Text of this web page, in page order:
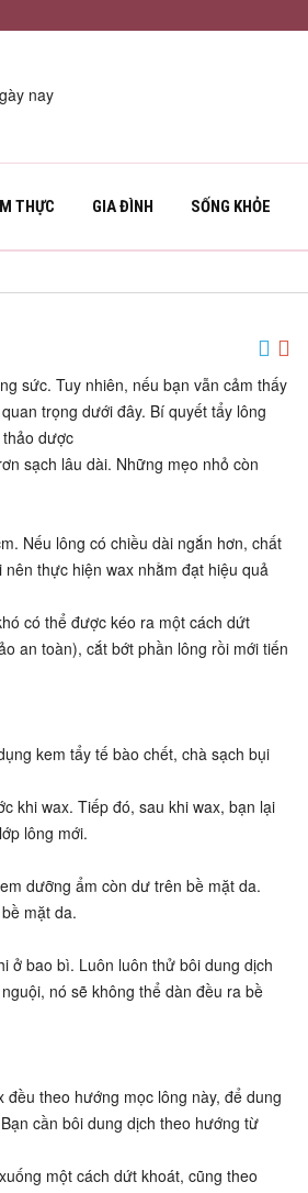
THỰC GIA ĐÌNH SỐNG KHỎE
sức. Tuy nhiên, nếu bạn vẫn cảm thấy
trọng dưới đây. Bí quyết tẩy lông
dược
sạch lâu dài. Những mẹo nhỏ còn
Nếu lông có chiều dài ngắn hơn, chất
thực hiện wax nhằm đạt hiệu quả
có thể được kéo ra một cách dứt
an toàn), cắt bớt phần lông rồi mới tiến
kem tẩy tế bào chết, chà sạch bụi
khi wax. Tiếp đó, sau khi wax, bạn lại
lông mới.
dưỡng ẩm còn dư trên bề mặt da.
mặt da.
ở bao bì. Luôn luôn thử bôi dung dịch
nó sẽ không thể dàn đều ra bề
theo hướng mọc lông này, để dung
cần bôi dung dịch theo hướng từ
một cách dứt khoát, cũng theo